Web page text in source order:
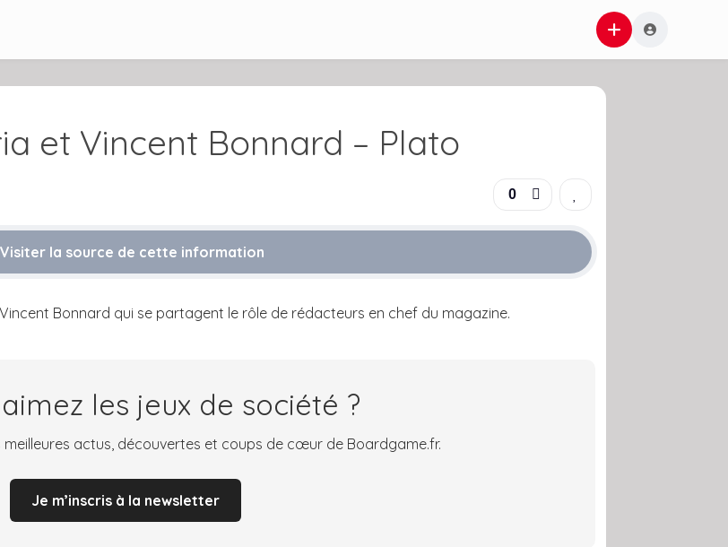
et Vincent Bonnard – Plato
0
Visiter la source de cette information
Bonnard qui se partagent le rôle de rédacteurs en chef du magazine.
les jeux de société ?
meilleures actus, découvertes et coups de cœur de Boardgame.fr.
Je m’inscris à la newsletter